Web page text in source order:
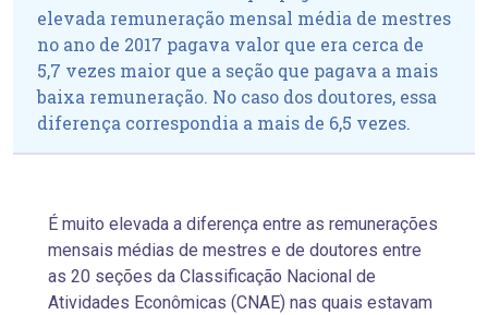
elevada remuneração mensal média de mestres
no ano de 2017 pagava valor que era cerca de
5,7 vezes maior que a seção que pagava a mais
baixa remuneração. No caso dos doutores, essa
diferença correspondia a mais de 6,5 vezes.
É muito elevada a diferença entre as remunerações
mensais médias de mestres e de doutores entre
as 20 seções da Classificação Nacional de
Atividades Econômicas (CNAE) nas quais estavam